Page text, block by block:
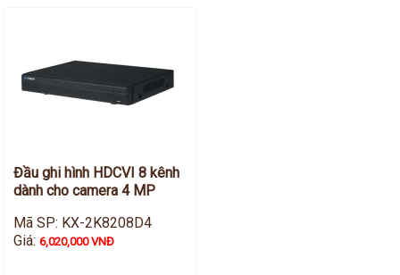
Đầu ghi hình HDCVI 8 kênh
dành cho camera 4 MP
Mã SP: KX-2K8208D4
Giá:6,020,000 VNĐ